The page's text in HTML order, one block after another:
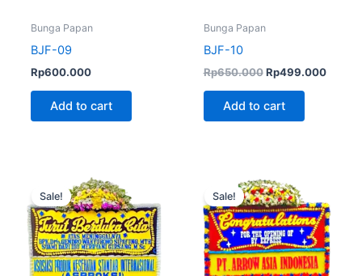
Bunga Papan
BJF-09
Rp600.000
Add to cart
Bunga Papan
BJF-10
Rp650.000 Rp499.000
Add to cart
Sale!
Original
price
was:
Rp600.000.
is:
Rp575.000.
Sale!
price
was:
Rp650.000.
is: